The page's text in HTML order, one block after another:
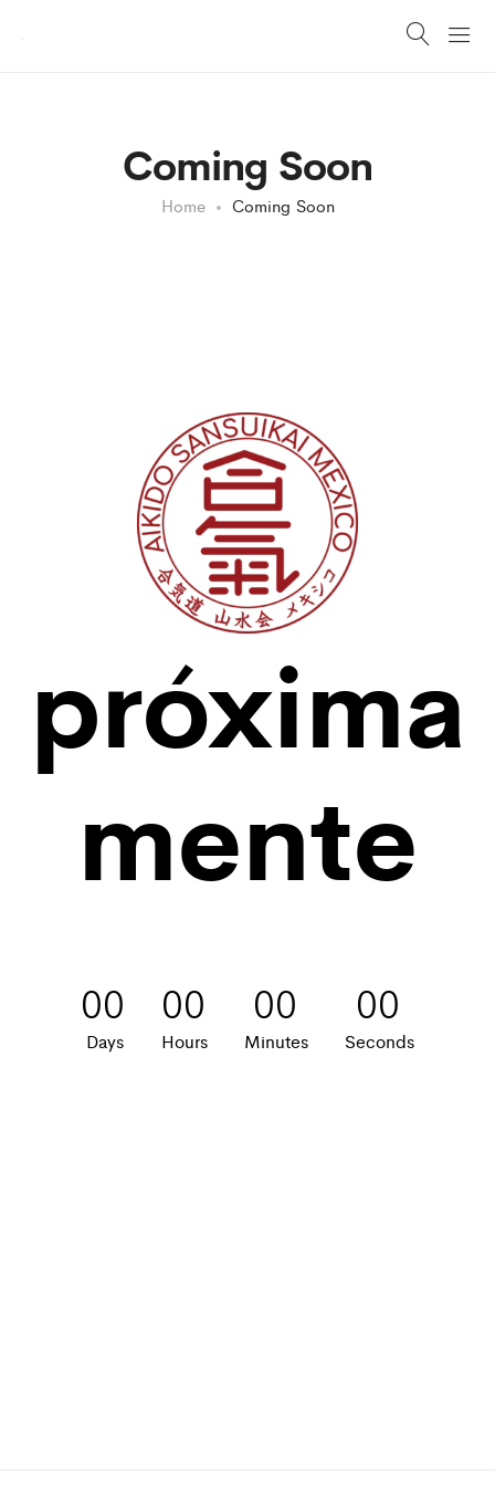
Coming Soon
Home Coming Soon
próxima
mente
00
Days
00
Hours
00
Minutes
00
Seconds